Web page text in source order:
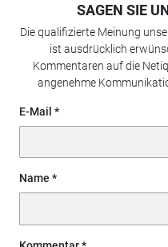
SAGEN SIE
Die qualifizierte Meinung
ist ausdrücklich
Kommentaren auf die
angenehme
E-Mail
Name